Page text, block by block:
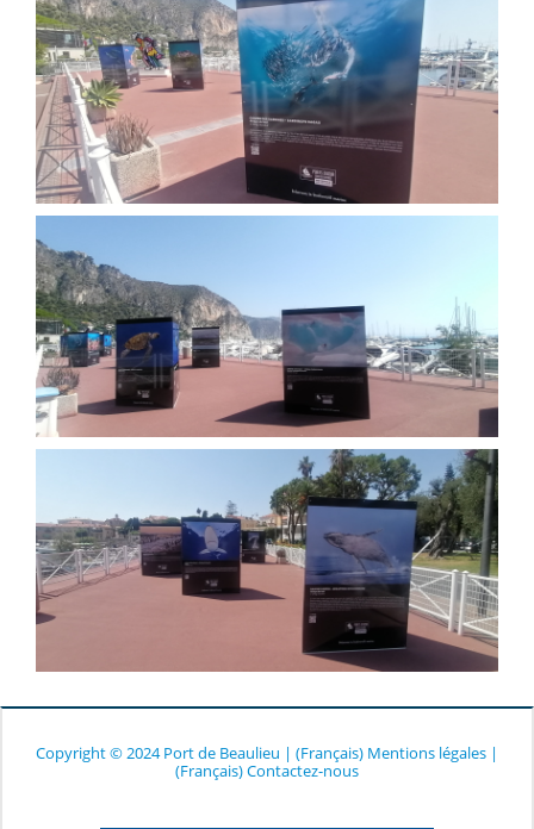
Copyright © 2024 Port de Beaulieu | (Français) Mentions légales |
(Français) Contactez-nous